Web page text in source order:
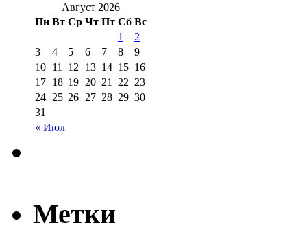
Август 2026
Пн Вт Ср Чт Пт Сб Вс
« Июл
1
2
3
4 5 6 7 8
9
10 11 12 13 14 15 16
17 18 19 20 21 22 23
24 25 26 27 28 29 30
31
Метки